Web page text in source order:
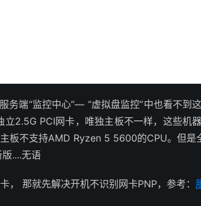
务端“监控中心”— “虚拟盘监控”中也看不到
2.5G PCI网卡，唯独主板不一样，这些机
板不支持AMD Ryzen 5 5600的CPU。但
....无语
， 那就先解决开机不识别网卡PNP，参考：